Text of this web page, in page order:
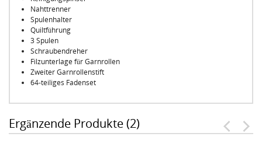
Nahttrenner
Spulenhalter
Quiltführung
3 Spulen
Schraubendreher
Filzunterlage für Garnrollen
Zweiter Garnrollenstift
64-teiliges Fadenset
Ergänzende Produkte (2)